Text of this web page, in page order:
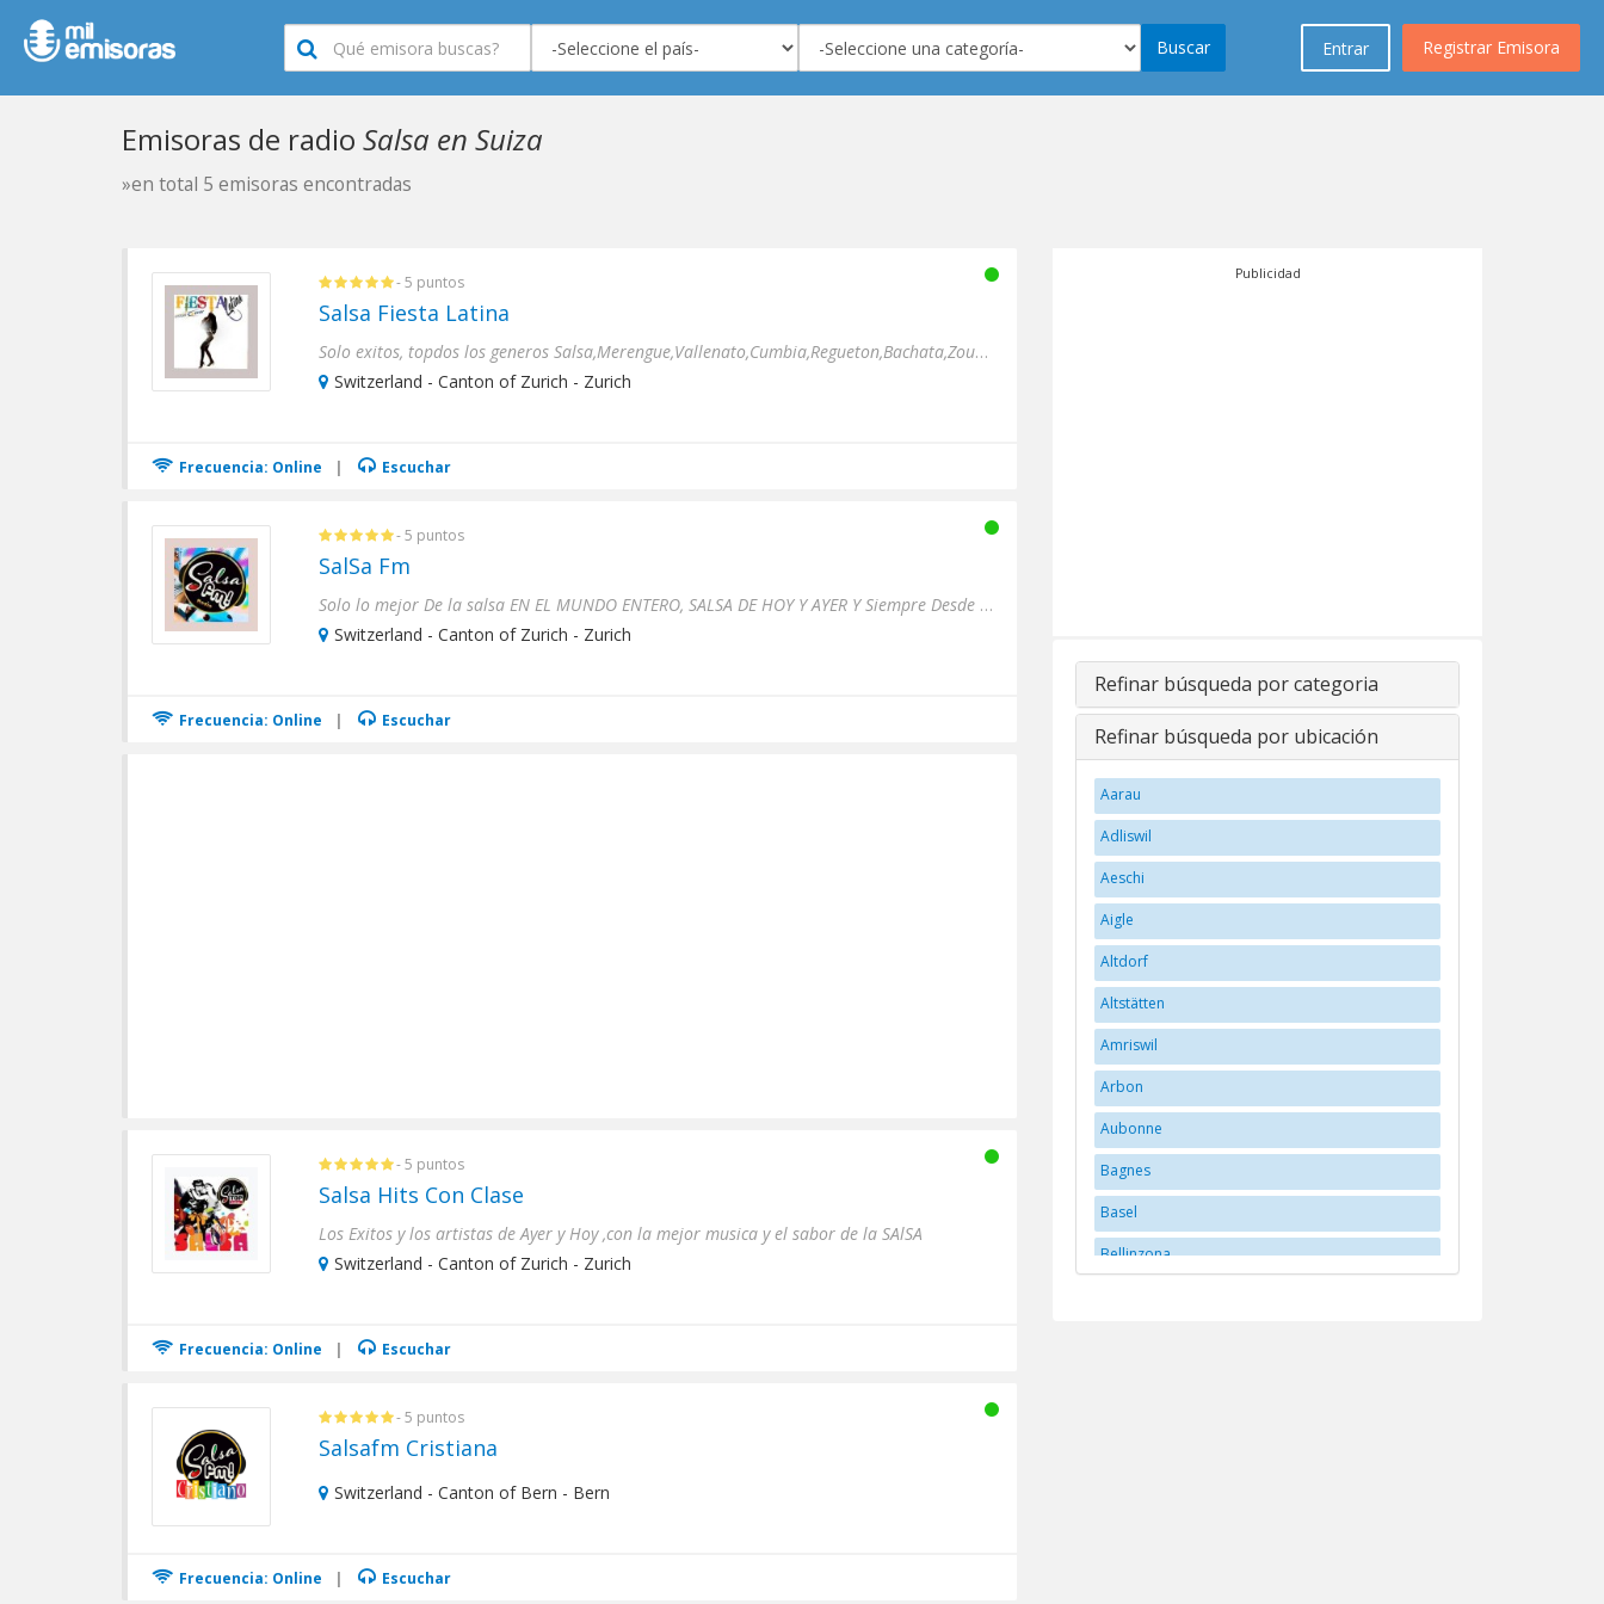
Registrar Emisora
Entrar
Buscar
Emisoras de radio Salsa en Suiza
»en total 5 emisoras encontradas
- 5 puntos
Salsa Fiesta Latina
Solo exitos, topdos los generos Salsa,Merengue,Vallenato,Cumbia,Regueton,Bachata,Zouk,Dance,Kitomba, toda la musica q...
Switzerland - Canton of Zurich - Zurich
Frecuencia: Online | Escuchar
- 5 puntos
SalSa Fm
Solo lo mejor De la salsa EN EL MUNDO ENTERO, SALSA DE HOY Y AYER Y Siempre Desde Europa para el mundo entero Toda la...
Switzerland - Canton of Zurich - Zurich
Frecuencia: Online | Escuchar
- 5 puntos
Salsa Hits Con Clase
Los Exitos y los artistas de Ayer y Hoy ,con la mejor musica y el sabor de la SAlSA
Switzerland - Canton of Zurich - Zurich
Frecuencia: Online | Escuchar
- 5 puntos
Salsafm Cristiana
Switzerland - Canton of Bern - Bern
Frecuencia: Online | Escuchar
Publicidad
Refinar búsqueda por categoria
Refinar búsqueda por ubicación
Aarau
Adliswil
Aeschi
Aigle
Altdorf
Altstätten
Amriswil
Arbon
Aubonne
Bagnes
Basel
Bellinzona